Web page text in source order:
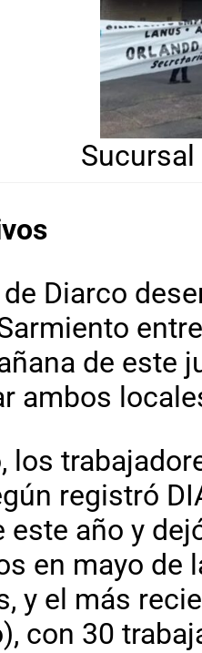
Diarco
de este
ambos
los
registró
este año y
en mayo de
y el más
con 30